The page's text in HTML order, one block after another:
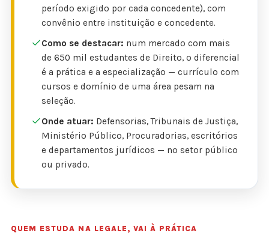
período exigido por cada concedente), com
convênio entre instituição e concedente.
Como se destacar: num mercado com mais
de 650 mil estudantes de Direito, o diferencial
é a prática e a especialização — currículo com
cursos e domínio de uma área pesam na
seleção.
Onde atuar: Defensorias, Tribunais de Justiça,
Ministério Público, Procuradorias, escritórios
e departamentos jurídicos — no setor público
ou privado.
QUEM ESTUDA NA LEGALE, VAI À PRÁTICA